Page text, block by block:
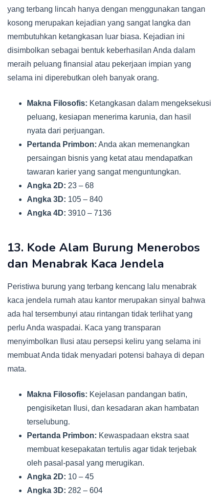
yang terbang lincah hanya dengan menggunakan tangan
kosong merupakan kejadian yang sangat langka dan
membutuhkan ketangkasan luar biasa. Kejadian ini
disimbolkan sebagai bentuk keberhasilan Anda dalam
meraih peluang finansial atau pekerjaan impian yang
selama ini diperebutkan oleh banyak orang.
Makna Filosofis: Ketangkasan dalam mengeksekusi
peluang, kesiapan menerima karunia, dan hasil
nyata dari perjuangan.
Pertanda Primbon: Anda akan memenangkan
persaingan bisnis yang ketat atau mendapatkan
tawaran karier yang sangat menguntungkan.
Angka 2D: 23 – 68
Angka 3D: 105 – 840
Angka 4D: 3910 – 7136
13. Kode Alam Burung Menerobos
dan Menabrak Kaca Jendela
Peristiwa burung yang terbang kencang lalu menabrak
kaca jendela rumah atau kantor merupakan sinyal bahwa
ada hal tersembunyi atau rintangan tidak terlihat yang
perlu Anda waspadai. Kaca yang transparan
menyimbolkan Ilusi atau persepsi keliru yang selama ini
membuat Anda tidak menyadari potensi bahaya di depan
mata.
Makna Filosofis: Kejelasan pandangan batin,
pengisiketan Ilusi, dan kesadaran akan hambatan
terselubung.
Pertanda Primbon: Kewaspadaan ekstra saat
membuat kesepakatan tertulis agar tidak terjebak
oleh pasal-pasal yang merugikan.
Angka 2D: 10 – 45
Angka 3D: 282 – 604